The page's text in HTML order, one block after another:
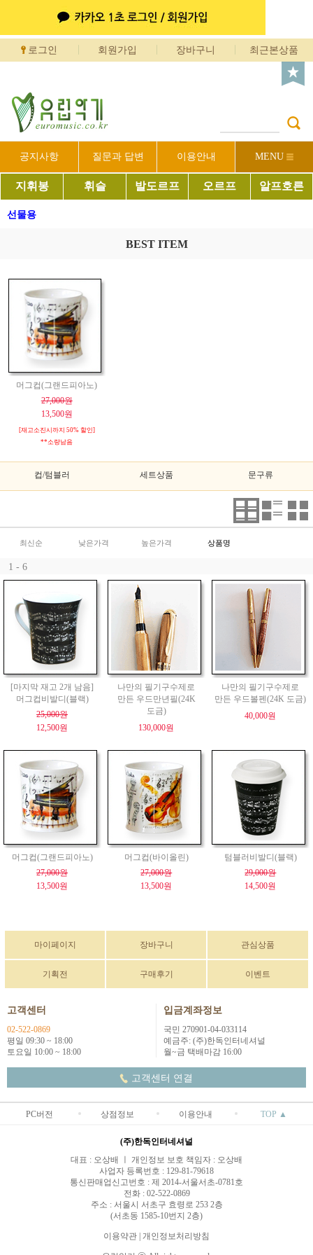
로그인 회원가입 장바구니 최근본상품
공지사항 질문과 답변 이용안내 MENU
지휘봉 휘슬 발도르프 오르프 알프호른
선물용
BEST ITEM
머그컵(그랜드피아노)
27,000원
13,500원
[재고소진시까지 50% 할인]
**소량남음
컵/텀블러 세트상품 문구류
최신순 낮은가격 높은가격 상품명
1 - 6
[마지막 재고 2개 남음]
머그컵비발디(블랙)
25,000원
12,500원
나만의 필기구수제로
만든 우드만년필(24K
도금)
130,000원
나만의 필기구수제로
만든 우드볼펜(24K 도금)
40,000원
머그컵(그랜드피아노)
27,000원
13,500원
머그컵(바이올린)
27,000원
13,500원
텀블러비발디(블랙)
29,000원
14,500원
마이페이지 장바구니 관심상품
기획전 구매후기 이벤트
고객센터
02-522-0869
평일 09:30 ~ 18:00
토요일 10:00 ~ 18:00
입금계좌정보
국민 270901-04-033114
예금주: (주)한독인터네셔널
월~금 택배마감 16:00
고객센터 연결
PC버전 상점정보 이용안내 TOP ▲
(주)한독인터네셔널
대표 : 오상배 ㅣ 개인정보 보호 책임자 : 오상배
사업자 등록번호 : 129-81-79618
통신판매업신고번호 : 제 2014-서울서초-0781호
전화 : 02-522-0869
주소 : 서울시 서초구 효령로 253 2층
(서초동 1585-10번지 2층)
이용약관 | 개인정보처리방침